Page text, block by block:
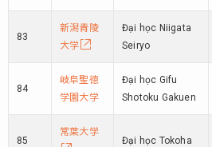
83
新潟青陵
大学
Đại học Niigata
Seiryo
84
岐阜聖徳
学園大学
Đại học Gifu
Shotoku Gakuen
85
常葉大学
Đại học Tokoha